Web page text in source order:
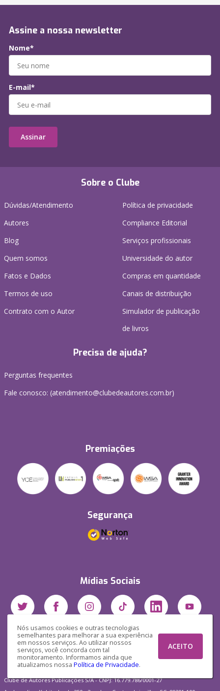
Nós usamos cookies e outras tecnologias
semelhantes para melhorar a sua experiência
em nossos serviços. Ao utilizar nossos
serviços, você concorda com tal
monitoramento. Informamos ainda que
atualizamos nossa Política de Privacidade.
ACEITO
Sobre o Clube
Dúvidas/Atendimento
Autores
Blog
Quem somos
Fatos e Dados
Termos de uso
Contrato com o Autor
Política de privacidade
Compliance Editorial
Serviços profissionais
Universidade do autor
Compras em quantidade
Canais de distribuição
Simulador de publicação
de livros
Precisa de ajuda?
Perguntas frequentes
Fale conosco: (atendimento@clubedeautores.com.br)
Premiações
Segurança
Mídias Sociais
Assine a nossa newsletter
Nome*
E-mail*
Assinar
Clube de Autores Publicações S/A - CNPJ: 16.779.786/0001-27